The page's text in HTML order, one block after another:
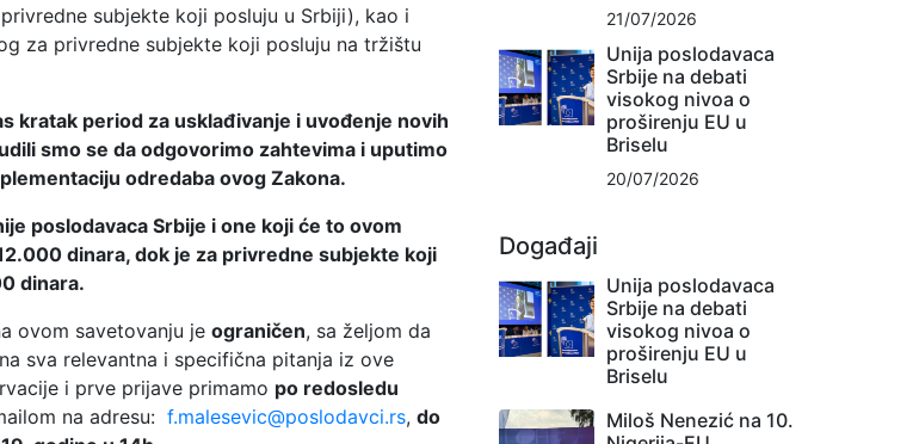
subjekte koji posluju u Srbiji), kao i
za privredne subjekte koji posluju na tržištu
kratak period za usklađivanje i uvođenje novih
smo se da odgovorimo zahtevima i uputimo
odredaba ovog Zakona.
poslodavaca Srbije i one koji će to ovom
dinara, dok je za privredne subjekte koji
dinara.
ovom savetovanju je ograničen, sa željom da
sva relevantna i specifična pitanja iz ove
i prve prijave primamo po redosledu
na adresu: f.malesevic@poslodavci.rs, do
21/07/2026
Unija poslodavaca
Srbije na debati
visokog nivoa o
proširenju EU u
Briselu
20/07/2026
Događaji
Unija poslodavaca
Srbije na debati
visokog nivoa o
proširenju EU u
Briselu
Miloš Nenezić na 10.